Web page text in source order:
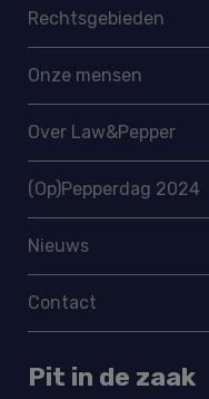
Rechtsgebieden
Onze mensen
Over Law&Pepper
(Op)Pepperdag 2024
Nieuws
Contact
Pit in de zaak